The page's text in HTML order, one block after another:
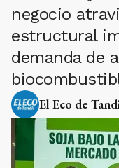
negocio
estructural
demanda de
El Eco de